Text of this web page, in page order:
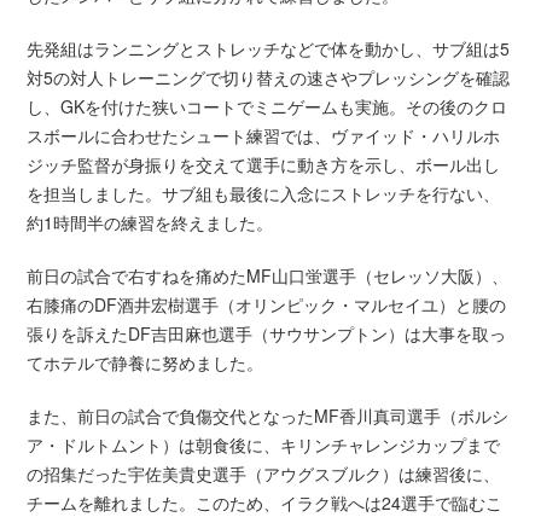
先発組はランニングとストレッチなどで体を動かし、サブ組は5
対5の対人トレーニングで切り替えの速さやプレッシングを確認
し、GKを付けた狭いコートでミニゲームも実施。その後のクロ
スボールに合わせたシュート練習では、ヴァイッド・ハリルホ
ジッチ監督が身振りを交えて選手に動き方を示し、ボール出し
を担当しました。サブ組も最後に入念にストレッチを行ない、
約1時間半の練習を終えました。
前日の試合で右すねを痛めたMF山口蛍選手（セレッソ大阪）、
右膝痛のDF酒井宏樹選手（オリンピック・マルセイユ）と腰の
張りを訴えたDF吉田麻也選手（サウサンプトン）は大事を取っ
てホテルで静養に努めました。
また、前日の試合で負傷交代となったMF香川真司選手（ボルシ
ア・ドルトムント）は朝食後に、キリンチャレンジカップまで
の招集だった宇佐美貴史選手（アウグスブルク）は練習後に、
チームを離れました。このため、イラク戦へは24選手で臨むこ